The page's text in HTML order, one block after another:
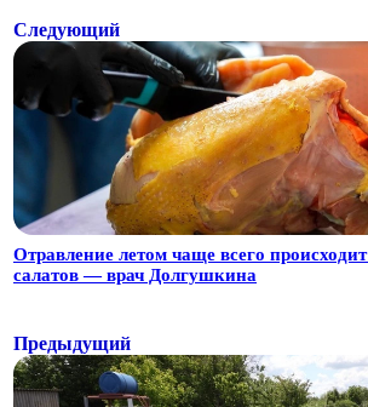
Следующий
Отравление летом чаще всего
салатов — врач Долгушкина
Предыдущий